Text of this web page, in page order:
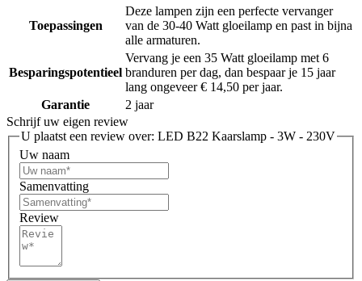
Toepassingen
Deze lampen zijn een perfecte vervanger
van de 30-40 Watt gloeilamp en past in bijna
alle armaturen.
Besparingspotentieel
Vervang je een 35 Watt gloeilamp met 6
branduren per dag, dan bespaar je 15 jaar
lang ongeveer € 14,50 per jaar.
Garantie
2 jaar
Schrijf uw eigen review
U plaatst een review over: LED B22 Kaarslamp - 3W - 230V
Uw naam
Samenvatting
Review